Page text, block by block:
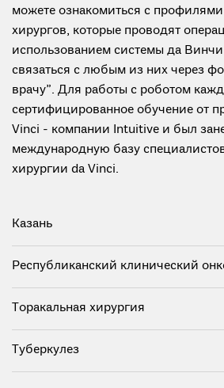
можете ознакомиться с
хирургов, которые проводят
использованием системы да
связаться с любым из них через
врачу”. Для работы с роботом
сертифицированное обучение от
Vinci - компании Intuitive и был
международную базу
хирургии da Vinci.
Казань
Торакальная хирургия
Туберкулез